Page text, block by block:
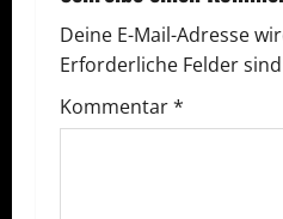
g
a
t
Deine E-Mail-Adresse
Erforderliche Felder
Kommentar*